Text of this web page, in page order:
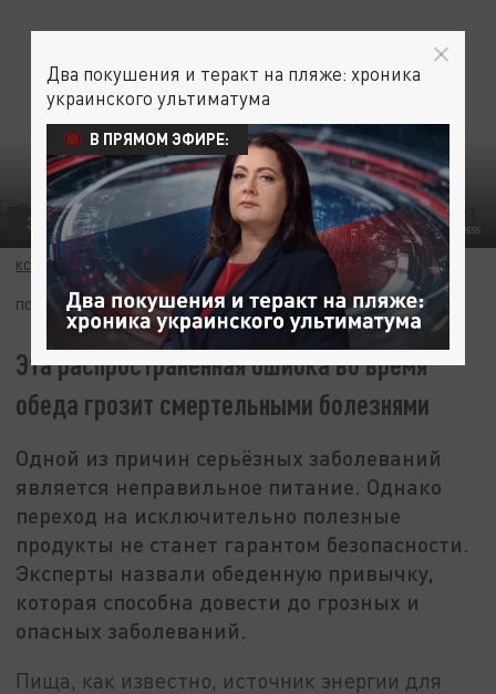
ФОТО: SVETLANA VOZMILOVA/GLOBALLOOKPRESS
ЗДОРОВЬЕ
КСЕНИЯ ДУДАРЕВА 06 ИЮЛЯ 16:47
ПОДПИШИТЕСЬ:
Эта распространённая ошибка во время
обеда грозит смертельными болезнями
Одной из причин серьёзных заболеваний
является неправильное питание. Однако
переход на исключительно полезные
продукты не станет гарантом безопасности.
Эксперты назвали обеденную привычку,
которая способна довести до грозных и
опасных заболеваний.
Пища, как известно, источник энергии для
Два покушения и теракт на пляже: хроника
украинского ультиматума
В ПРЯМОМ ЭФИРЕ: